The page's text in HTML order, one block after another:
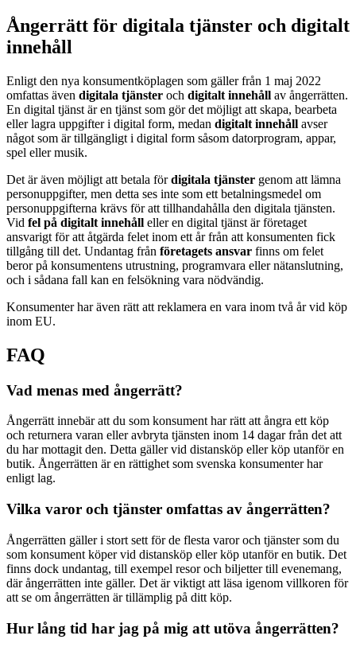
Ångerrätt för digitala tjänster och digitalt
innehåll
Enligt den nya konsumentköplagen som gäller från 1 maj 2022
omfattas även digitala tjänster och digitalt innehåll av ångerrätten.
En digital tjänst är en tjänst som gör det möjligt att skapa, bearbeta
eller lagra uppgifter i digital form, medan digitalt innehåll avser
något som är tillgängligt i digital form såsom datorprogram, appar,
spel eller musik.
Det är även möjligt att betala fördigitala tjänster genom att lämna
personuppgifter, men detta ses inte som ett betalningsmedel om
personuppgifterna krävs för att tillhandahålla den digitala tjänsten.
Vid fel på digitalt innehåll eller en digital tjänst är företaget
ansvarigt för att åtgärda felet inom ett år från att konsumenten fick
tillgång till det. Undantag från företagets ansvar finns om felet
beror på konsumentens utrustning, programvara eller nätanslutning,
och i sådana fall kan en felsökning vara nödvändig.
Konsumenter har även rätt att reklamera en vara inom två år vid köp
inom EU.
FAQ
Vad menas med ångerrätt?
Ångerrätt innebär att du som konsument har rätt att ångra ett köp
och returnera varan eller avbryta tjänsten inom 14 dagar från det att
du har mottagit den. Detta gäller vid distansköp eller köp utanför en
butik. Ångerrätten är en rättighet som svenska konsumenter har
enligt lag.
Vilka varor och tjänster omfattas av ångerrätten?
Ångerrätten gäller i stort sett för de flesta varor och tjänster som du
som konsument köper vid distansköp eller köp utanför en butik. Det
finns dock undantag, till exempel resor och biljetter till evenemang,
där ångerrätten inte gäller. Det är viktigt att läsa igenom villkoren för
att se om ångerrätten är tillämplig på ditt köp.
Hur lång tid har jag på mig att utöva ångerrätten?